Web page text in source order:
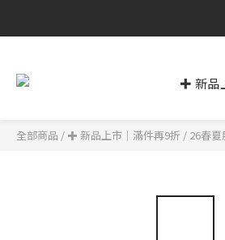
✚ 新品
全部商品 / ✚ 新品上市｜滿件再9折 / 26春